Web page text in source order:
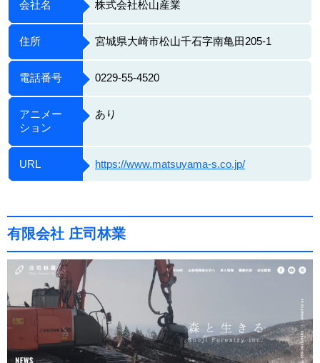
会社名 株式会社松山産業
住所 宮城県大崎市松山千石字南亀田205-1
電話番号 0229-55-4520
アニメー
ション
あり
URL https://www.matsuyama-s.co.jp/
有限会社 庄司林業